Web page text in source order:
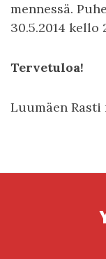
mennessä.
30.5.2014 kello
Tervetuloa!
Luumäen Rasti